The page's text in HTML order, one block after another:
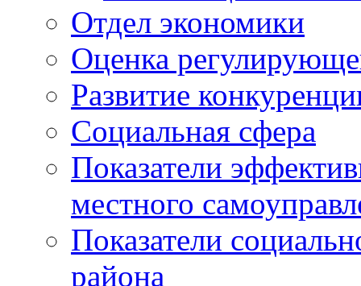
Отдел экономики
Оценка
Развитие
Социальная сфера
Показатели
местного
Показатели
района